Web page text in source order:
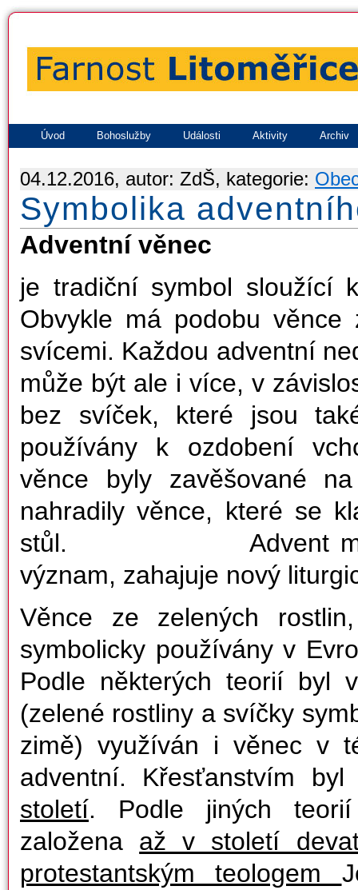
Úvod Bohoslužby Události Aktivity Archiv
04.12.2016, autor: ZdŠ, kategorie:
Symbolika
Adventní věnec
je tradiční symbol sloužící
Obvykle má podobu
svícemi. Každou adventní
může být ale i více, v
bez svíček, které jsou
používány k ozdobení
věnce byly zavěšované
nahradily věnce, které se
stůl. Advent má v
význam, zahajuje nový
Věnce ze zelených
symbolicky používány v
Podle některých teorií byl
(zelené rostliny a svíčky
zimě) využíván i věnec v
adventní. Křesťanstvím
století. Podle jiných
založena až v století
protestantským teologem